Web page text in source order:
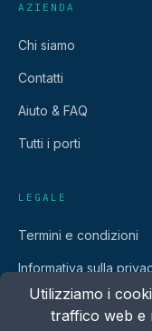
AZIENDA
Chi siamo
Contatti
Aiuto & FAQ
Tutti i porti
LEGALE
Termini e condizioni
Informativa sulla
Utilizziamo i
traffico web e